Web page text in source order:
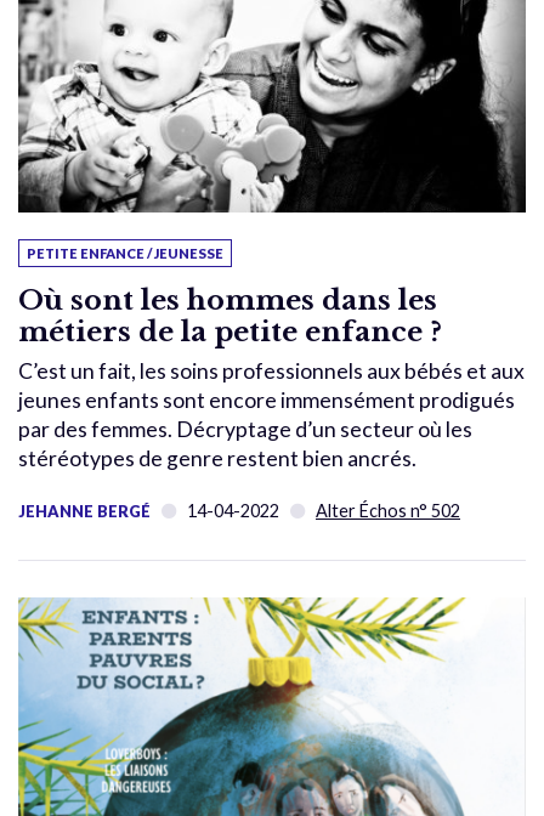
PETITE ENFANCE / JEUNESSE
Où sont les hommes dans les
métiers de la petite enfance ?
C’est un fait, les soins professionnels aux bébés et aux
jeunes enfants sont encore immensément prodigués
par des femmes. Décryptage d’un secteur où les
stéréotypes de genre restent bien ancrés.
JEHANNE BERGÉ 14-04-2022 Alter Échos n° 502